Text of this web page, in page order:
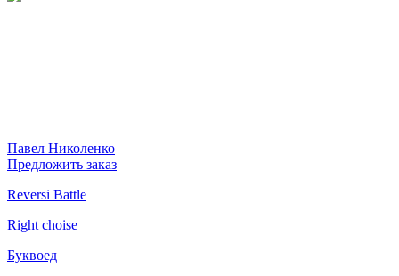
Павел Николенко
Предложить заказ
Reversi Battle
Right choise
Буквоед